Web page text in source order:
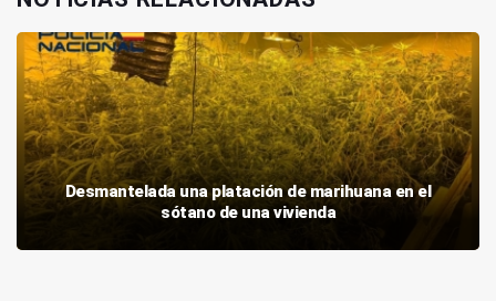
Desmantelada una platación de marihuana en el
sótano de una vivienda